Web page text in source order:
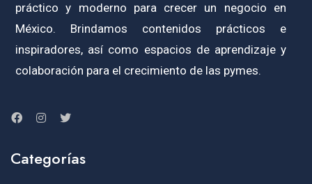
práctico y moderno para crecer un negocio en
México. Brindamos contenidos prácticos e
inspiradores, así como espacios de aprendizaje y
colaboración para el crecimiento de las pymes.
Categorías